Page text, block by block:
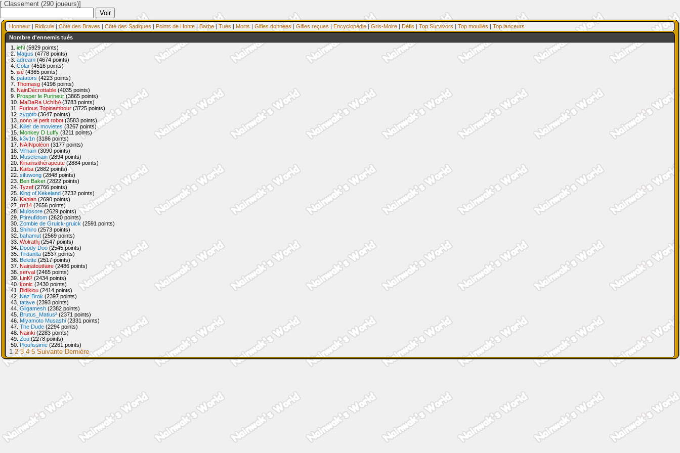
[ Classement (290 joueurs)]
Honneur | Ridicule|Côté des Braves | Côté des Sadiques | Points de Honte |Barbe| Tués | Morts | Gifles données | Gifles reçues | Encyclopédie| Gris-Moire | Défis | Top Survivors | Top mouillés | Top lanceurs
Nombre d'ennemis tués
1. iehl (5929 points)
2.Magus (4778 points)
3.adream (4674 points)
4. Colar (4516 points)
5. isé (4365 points)
6. patators (4223 points)
7. Thomasg (4198 points)
8. NainDécrottable (4035 points)
9. Prosper le Purineur(3865 points)
10. MaDaRa UchIhA(3783 points)
11. Furious Topinambour (3725 points)
12. zygoto(3647 points)
13. nono le petit robot (3583 points)
14.Killer de movietes (3267 points)
15.Monkey D Luffy (3211 points)
16. k3v1n (3186 points)
17. NAINpoléon (3177 points)
18. Vil'nain (3090 points)
19. Musclenain (2894 points)
20. Kinainsithérapeute (2884 points)
21. Kaiba (2882 points)
22. sifuwong (2848 points)
23. Ben Baker(2822 points)
24. Tyzef (2766 points)
25. King of Kekeland (2732 points)
26.Kahlan (2690 points)
27.rrr14 (2656 points)
28. Mulosore (2629 points)
29. Ptireufidom (2620 points)
30. Zombie de Gruick-gruick (2591 points)
31. Shihiro (2573 points)
32. bahamut (2569 points)
33. Wolrathj (2547 points)
34. Doody Doo (2545 points)
35. Tirdanlta (2537 points)
36. Belette (2517 points)
37. Nainatoutfaire (2486 points)
38. serval(2465 points)
39.LinK² (2434 points)
40.konic (2430 points)
41. Bidikiou (2414 points)
42. Naz Brok (2397 points)
43. tatave (2393 points)
44. Gilgamesh (2382 points)
45. Brutus_Matius² (2371 points)
46. Miyamoto Musashi(2331 points)
47. The Dude (2294 points)
48. Nainki (2283 points)
49. Zou (2278 points)
50. Ploufissime (2261 points)
1 2 3 4 5 Suivante Dernière